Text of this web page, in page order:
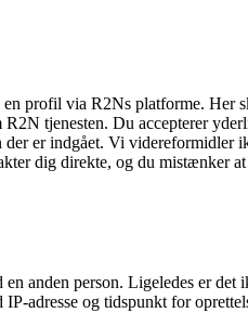
profil via R2Ns platforme.
tjenesten. Du accepterer
er indgået. Vi
dig direkte, og du mistænker
anden person. Ligeledes er
adresse og tidspunkt for